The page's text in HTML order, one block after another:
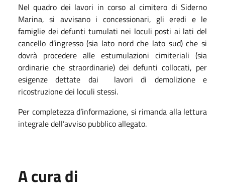
Nel quadro dei lavori in corso al cimitero di Siderno
Marina, si avvisano i concessionari, gli eredi e le
famiglie dei defunti tumulati nei loculi posti ai lati del
cancello d’ingresso (sia lato nord che lato sud) che si
dovrà procedere alle estumulazioni cimiteriali (sia
ordinarie che straordinarie) dei defunti collocati, per
esigenze dettate dai
lavori di demolizione e
ricostruzione dei loculi stessi.
Per completezza d’informazione, si rimanda alla lettura
integrale dell’avviso pubblico allegato.
A cura di